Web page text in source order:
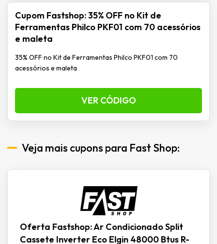
Cupom Fastshop: 35% OFF no Kit de
Ferramentas Philco PKF01 com 70 acessórios
e maleta
35% OFF no Kit de Ferramentas Philco PKF01 com 70
acessórios e maleta
VER CÓDIGO
Veja mais cupons para Fast Shop:
Oferta Fastshop: Ar Condicionado Split
Cassete Inverter Eco Elgin 48000 Btus R-